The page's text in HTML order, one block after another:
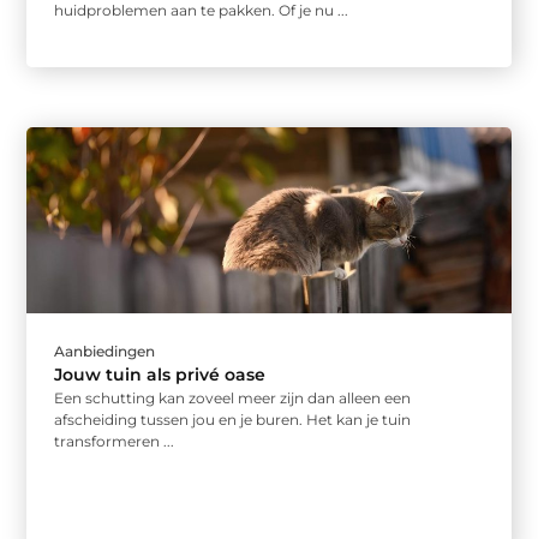
huidproblemen aan te pakken. Of je nu ...
Aanbiedingen
Jouw tuin als privé oase
Een schutting kan zoveel meer zijn dan alleen een
afscheiding tussen jou en je buren. Het kan je tuin
transformeren ...